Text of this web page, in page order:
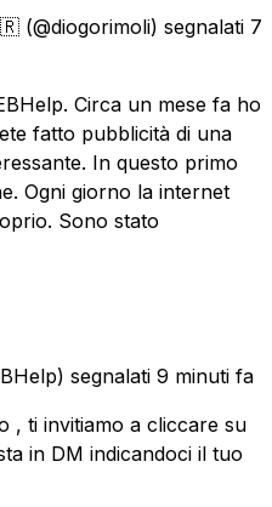
(@diogorimoli) segnalati 7
Circa un mese fa ho
fatto pubblicità di una
In questo primo
Ogni giorno la internet
Sono stato
segnalati 9 minuti fa
, ti invitiamo a cliccare su
in DM indicandoci il tuo